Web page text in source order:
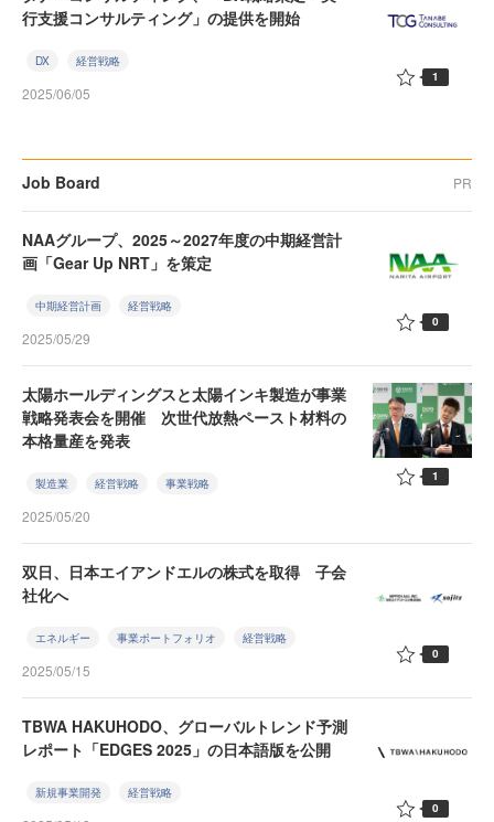
行支援コンサルティング」の提供を開始
DX 経営戦略
2025/06/05
1
Job Board PR
NAAグループ、2025～2027年度の中期経営計
画「Gear Up NRT」を策定
中期経営計画 経営戦略
2025/05/29
0
太陽ホールディングスと太陽インキ製造が事業
戦略発表会を開催 次世代放熱ペースト材料の
本格量産を発表
製造業 経営戦略 事業戦略
2025/05/20
1
双日、日本エイアンドエルの株式を取得 子会
社化へ
エネルギー 事業ポートフォリオ 経営戦略
2025/05/15
0
TBWA HAKUHODO、グローバルトレンド予測
レポート「EDGES 2025」の日本語版を公開
新規事業開発 経営戦略
0